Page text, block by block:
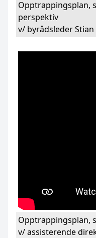
Opptrappingsplan,
perspektiv
v/ byrådsleder
Opptrappingsplan,
v/ assisterende